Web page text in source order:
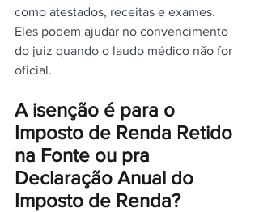
como atestados, receitas e exames.
Eles podem ajudar no convencimento
do juiz quando o laudo médico não for
oficial.
A isenção é para o
Imposto de Renda Retido
na Fonte ou pra
Declaração Anual do
Imposto de Renda?